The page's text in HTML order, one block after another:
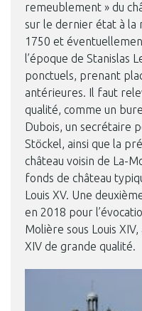
remeublement » du
sur le dernier état à la
1750 et
l’époque de Stanislas
ponctuels, prenant
antérieures. Il faut
qualité, comme un
Dubois, un secrétaire
Stöckel, ainsi que la
château voisin de La-
fonds de château
Louis XV. Une
en 2018 pour
Molière sous Louis
XIV de grande qualité.